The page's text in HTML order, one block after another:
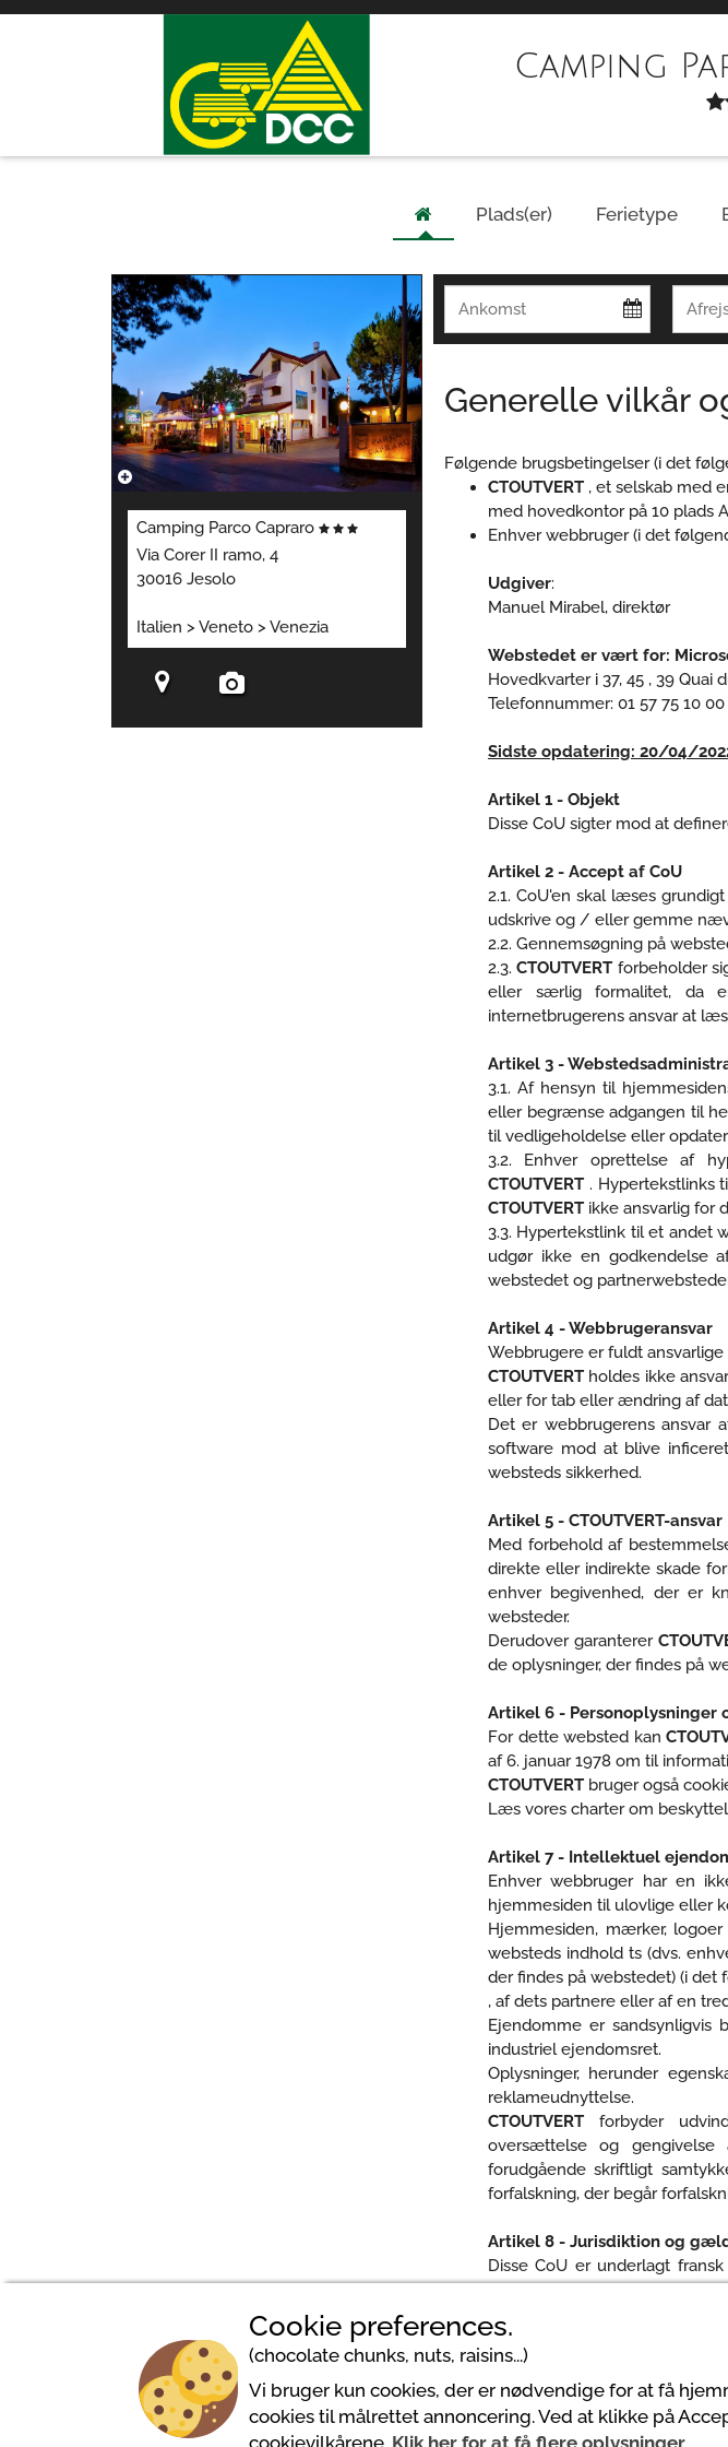
Camping
Plads(er) Ferietype
Camping Parco Capraro
Via Corer II ramo, 4
30016 Jesolo
Italien > Veneto > Venezia
Generelle vilkår
Følgende brugsbetingelser (i det
CTOUTVERT , et selskab med
med hovedkontor på 10 plads
Enhver webbruger (i det
Udgiver:
Manuel Mirabel, direktør
Webstedet er vært for:
Hovedkvarter i 37, 45 , 39 Quai
Telefonnummer: 01 57 75 10 00
Sidste opdatering: 20/04/
Artikel 1 - Objekt
Disse CoU sigter mod at
Artikel 2 - Accept af CoU
2.1. CoU'en skal læses
udskrive og / eller gemme
2.2. Gennemsøgning på
2.3.CTOUTVERT forbeholder
eller særlig formalitet, da
internetbrugerens ansvar at
Artikel 3 -
3.1. Af hensyn til
eller begrænse adgangen til
til vedligeholdelse eller
3.2. Enhver oprettelse af
CTOUTVERT .
CTOUTVERT ikke ansvarlig for
3.3. Hypertekstlink til et andet
udgør ikke en godkendelse
webstedet og
Artikel 4 - Webbrugeransvar
Webbrugere er fuldt
CTOUTVERT holdes ikke
eller for tab eller ændring af
Det er webbrugerens ansvar
software mod at blive
websteds sikkerhed.
Artikel 5 - CTOUTVERT-ansvar
Med forbehold af
direkte eller indirekte skade
enhver begivenhed, der er
websteder.
Derudover garanterer
de oplysninger, der findes på
Artikel 6 - Personoplysninger
For dette websted kan
af 6. januar 1978 om til
CTOUTVERT bruger også
Læs vores charter om
Artikel 7 - Intellektuel
Enhver webbruger har en
hjemmesiden til ulovlige eller
Hjemmesiden, mærker,
websteds indhold ts (dvs.
der findes på webstedet) (i det
, af dets partnere eller af en
Ejendomme er
industriel ejendomsret.
Oplysninger, herunder
reklameudnyttelse.
CTOUTVERT forbyder
oversættelse og
forudgående skriftligt
forfalskning, der begår
Artikel 8 - Jurisdiktion og
Disse CoU er underlagt
sandsynligvis vil forekomme
Cookie preferences.
(chocolate chunks, nuts, raisins...)
Vi bruger kun cookies, der er nødvendige for at få
cookies til målrettet annoncering. Ved at klikke på
cookievilkårene. Klik her for at få flere oplysninger